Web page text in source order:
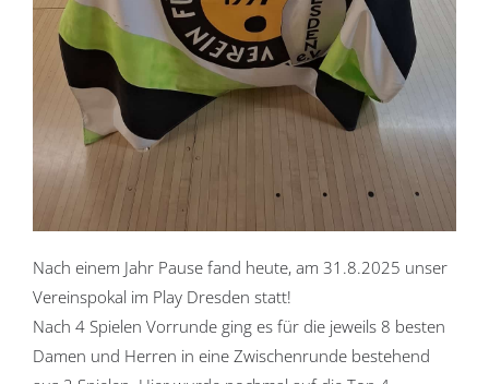
Nach einem Jahr Pause fand heute, am 31.8.2025 unser
Vereinspokal im Play Dresden statt!
Nach 4 Spielen Vorrunde ging es für die jeweils 8 besten
Damen und Herren in eine Zwischenrunde bestehend